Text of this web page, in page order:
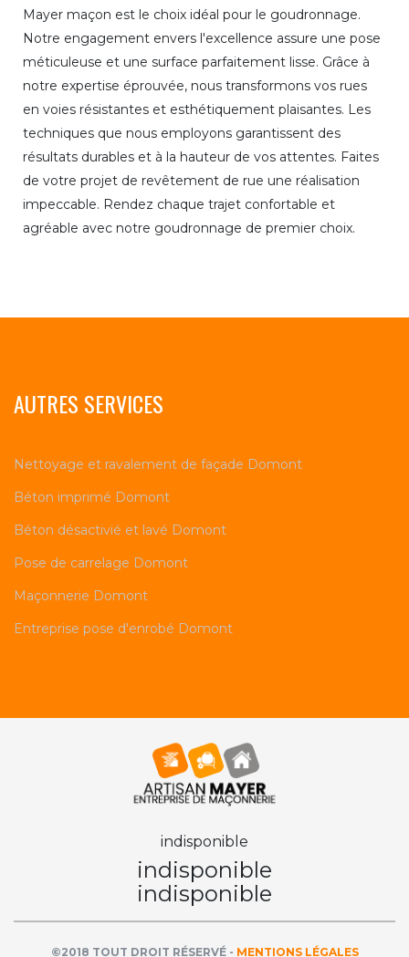
Mayer maçon est le choix idéal pour le goudronnage.
Notre engagement envers l'excellence assure une pose
méticuleuse et une surface parfaitement lisse. Grâce à
notre expertise éprouvée, nous transformons vos rues
en voies résistantes et esthétiquement plaisantes. Les
techniques que nous employons garantissent des
résultats durables et à la hauteur de vos attentes. Faites
de votre projet de revêtement de rue une réalisation
impeccable. Rendez chaque trajet confortable et
agréable avec notre goudronnage de premier choix.
AUTRES SERVICES
Nettoyage et ravalement de façade Domont
Béton imprimé Domont
Béton désactivié et lavé Domont
Pose de carrelage Domont
Maçonnerie Domont
Entreprise pose d'enrobé Domont
indisponible
indisponible
indisponible
©2018 TOUT DROIT RÉSERVÉ - MENTIONS LÉGALES